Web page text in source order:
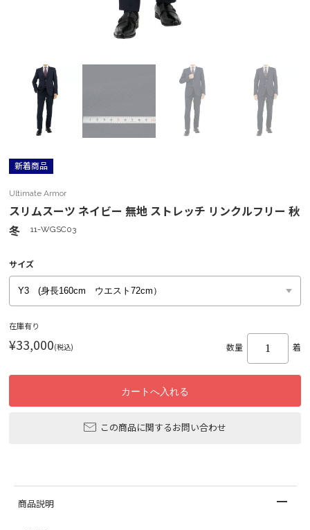
新着商品
Ultimate Armor
スリムスーツ ネイビー 無地 ストレッチ リンクルフリー 秋
冬
11-WGSC03
サイズ
在庫有り
¥33,000(税込) 数量 着
この商品に関するお問い合わせ
商品説明